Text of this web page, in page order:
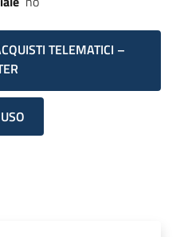
TELEMATICI –